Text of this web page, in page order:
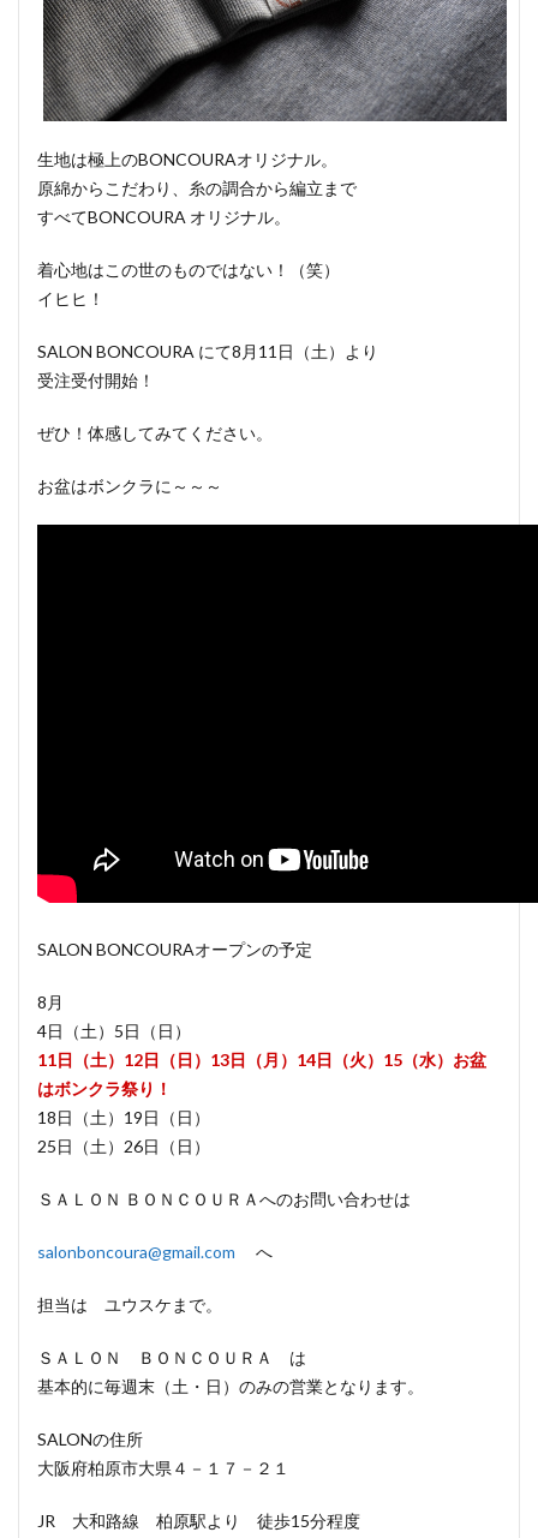
生地は極上のBONCOURAオリジナル。
原綿からこだわり、糸の調合から編立まで
すべてBONCOURA オリジナル。
着心地はこの世のものではない！（笑）
イヒヒ！
SALON BONCOURA にて8月11日（土）より
受注受付開始！
ぜひ！体感してみてください。
お盆はボンクラに～～～
SALON BONCOURAオープンの予定
8月
4日（土）5日（日）
11日（土）12日（日）13日（月）14日（火）15（水）お盆
はボンクラ祭り！
18日（土）19日（日）
25日（土）26日（日）
ＳＡＬＯＮ ＢＯＮＣＯＵＲＡへのお問い合わせは
salonboncoura@gmail.com へ
担当は ユウスケまで。
ＳＡＬＯＮ ＢＯＮＣＯＵＲＡ は
基本的に毎週末（土・日）のみの営業となります。
SALONの住所
大阪府柏原市大県４－１７－２１
JR 大和路線 柏原駅より 徒歩15分程度